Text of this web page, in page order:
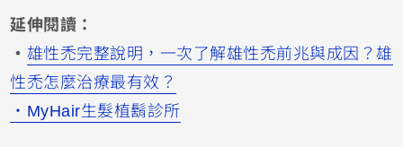
延伸閱讀：
・ 雄性禿完整說明，一次了解雄性禿前兆與成因？雄
性禿怎麼治療最有效？
・MyHair生髮植鬍診所